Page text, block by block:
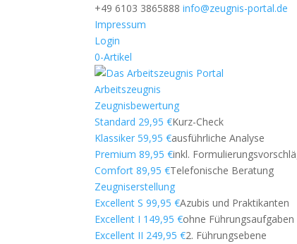
+49 6103 3865888 info@zeugnis-portal.de
Impressum
Login
0-Artikel
Arbeitszeugnis
Zeugnisbewertung
Standard 29,95 €Kurz-Check
Klassiker 59,95 €ausführliche Analyse
Premium 89,95 €inkl.
Comfort 89,95 €Telefonische Beratung
Zeugniserstellung
Excellent S 99,95 €Azubis und Praktikanten
Excellent I 149,95 €ohne Führungsaufgaben
Excellent II 249,95 €2. Führungsebene